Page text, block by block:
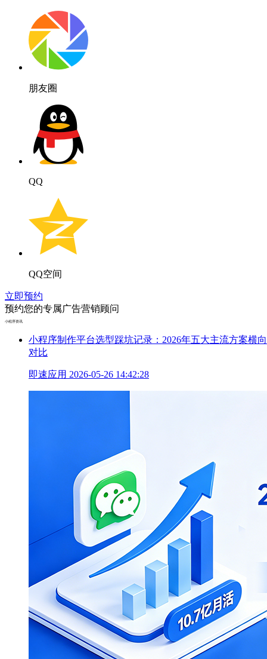
朋友圈
QQ
QQ空间
立即预约
预约您的专属广告营销顾问
小程序资讯
小程序制作平台选型踩坑记录：2026年五大主流方案横向
对比
即速应用 2026-05-26 14:42:28